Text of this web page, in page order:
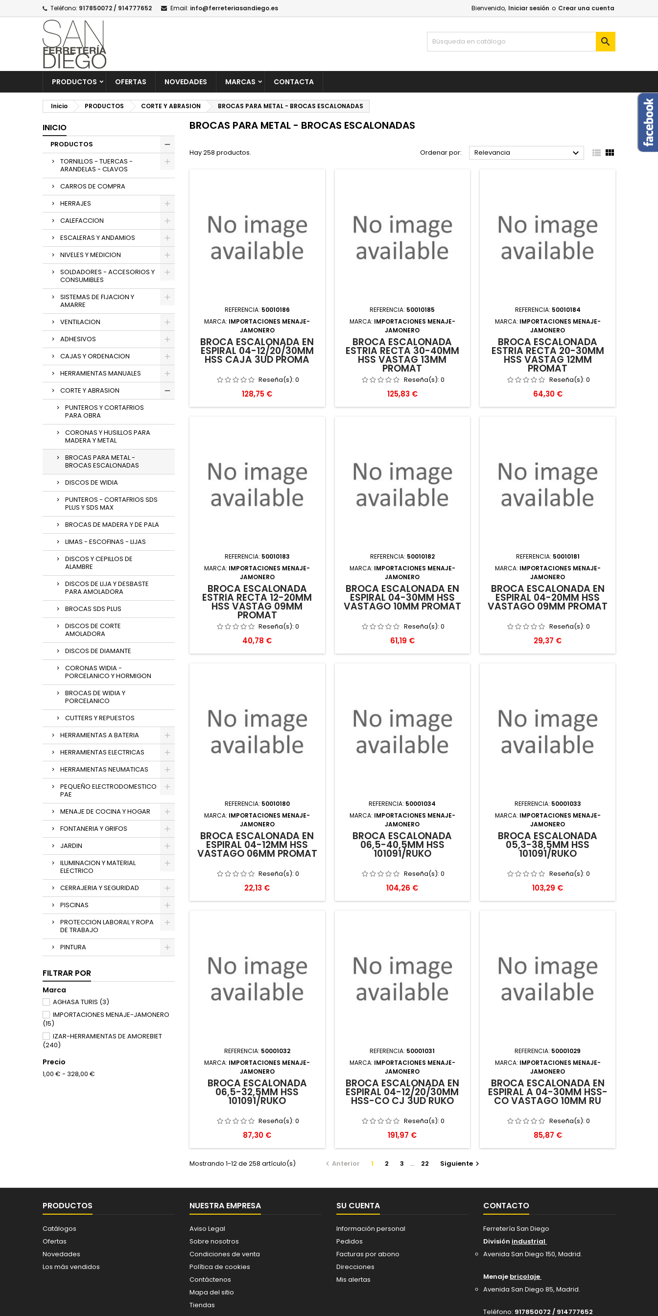
Teléfono: 917850072 / 914777652 Email: info@ferreteriasandiego.es Bienvenido, Iniciar sesión o Crear una cuenta

PRODUCTOS OFERTAS NOVEDADES MARCAS CONTACTA
Inicio PRODUCTOS CORTE Y ABRASION BROCAS PARA METAL - BROCAS ESCALONADAS
INICIO
PRODUCTOS
TORNILLOS - TUERCAS -
ARANDELAS - CLAVOS
CARROS DE COMPRA
HERRAJES
CALEFACCION
ESCALERAS Y ANDAMIOS
NIVELES Y MEDICION
SOLDADORES - ACCESORIOS Y
CONSUMIBLES
SISTEMAS DE FIJACION Y
AMARRE
VENTILACION
ADHESIVOS
CAJAS Y ORDENACION
HERRAMIENTAS MANUALES
CORTE Y ABRASION
PUNTEROS Y CORTAFRIOS
PARA OBRA
CORONAS Y HUSILLOS PARA
MADERA Y METAL
BROCAS PARA METAL -
BROCAS ESCALONADAS
DISCOS DE WIDIA
PUNTEROS - CORTAFRIOS SDS
PLUS Y SDS MAX
BROCAS DE MADERA Y DE PALA
LIMAS - ESCOFINAS - LIJAS
DISCOS Y CEPILLOS DE
ALAMBRE
DISCOS DE LIJA Y DESBASTE
PARA AMOLADORA
BROCAS SDS PLUS
DISCOS DE CORTE
AMOLADORA
DISCOS DE DIAMANTE
CORONAS WIDIA -
PORCELANICO Y HORMIGON
BROCAS DE WIDIA Y
PORCELANICO
CUTTERS Y REPUESTOS
HERRAMIENTAS A BATERIA
HERRAMIENTAS ELECTRICAS
HERRAMIENTAS NEUMATICAS
PEQUEÑO ELECTRODOMESTICO
PAE
MENAJE DE COCINA Y HOGAR
FONTANERIA Y GRIFOS
JARDIN
ILUMINACION Y MATERIAL
ELECTRICO
CERRAJERIA Y SEGURIDAD
PISCINAS
PROTECCION LABORAL Y ROPA
DE TRABAJO
PINTURA
FILTRAR POR
Marca
AGHASA TURIS (3)
IMPORTACIONES MENAJE-JAMONERO
(15)
IZAR-HERRAMIENTAS DE AMOREBIET
(240)
Precio
1,00 € - 328,00 €
BROCAS PARA METAL - BROCAS ESCALONADAS
Hay 258 productos. Ordenar por: Relevancia   
REFERENCIA: 50010186
MARCA: IMPORTACIONES MENAJE-
JAMONERO
BROCA ESCALONADA EN
ESPIRAL 04-12/20/30MM
HSS CAJA 3UD PROMA
Reseña(s):0
Precio
128,75 €
REFERENCIA: 50010185
MARCA: IMPORTACIONES MENAJE-
JAMONERO
BROCA ESCALONADA
ESTRIA RECTA 30-40MM
HSS VASTAG 13MM
PROMAT
Reseña(s): 0
Precio
125,83 €
REFERENCIA: 50010184
MARCA: IMPORTACIONES MENAJE-
JAMONERO
BROCA ESCALONADA
ESTRIA RECTA 20-30MM
HSS VASTAG 12MM
PROMAT
Reseña(s): 0
Precio
64,30 €
REFERENCIA: 50010183
MARCA: IMPORTACIONES MENAJE-
JAMONERO
BROCA ESCALONADA
ESTRIA RECTA 12-20MM
HSS VASTAG 09MM
PROMAT
Reseña(s):0
Precio
40,78 €
REFERENCIA: 50010182
MARCA: IMPORTACIONES MENAJE-
JAMONERO
BROCA ESCALONADA EN
ESPIRAL 04-30MM HSS
VASTAGO 10MM PROMAT
Reseña(s): 0
Precio
61,19 €
REFERENCIA: 50010181
MARCA: IMPORTACIONES MENAJE-
JAMONERO
BROCA ESCALONADA EN
ESPIRAL 04-20MM HSS
VASTAGO 09MM PROMAT
Reseña(s): 0
Precio
29,37 €
REFERENCIA: 50010180
MARCA: IMPORTACIONES MENAJE-
JAMONERO
BROCA ESCALONADA EN
ESPIRAL 04-12MM HSS
VASTAGO 06MM PROMAT
Reseña(s):0
Precio
22,13 €
REFERENCIA: 50001034
MARCA: IMPORTACIONES MENAJE-
JAMONERO
BROCA ESCALONADA
06,5-40,5MM HSS
101091/RUKO
Reseña(s): 0
Precio
104,26 €
REFERENCIA: 50001033
MARCA: IMPORTACIONES MENAJE-
JAMONERO
BROCA ESCALONADA
05,3-38,5MM HSS
101091/RUKO
Reseña(s): 0
Precio
103,29 €
REFERENCIA: 50001032
MARCA: IMPORTACIONES MENAJE-
JAMONERO
BROCA ESCALONADA
06,5-32,5MM HSS
101091/RUKO
Reseña(s):0
Precio
87,30 €
REFERENCIA: 50001031
MARCA: IMPORTACIONES MENAJE-
JAMONERO
BROCA ESCALONADA EN
ESPIRAL 04-12/20/30MM
HSS-CO CJ 3UD RUKO
Reseña(s): 0
Precio
191,97 €
REFERENCIA: 50001029
MARCA: IMPORTACIONES MENAJE-
JAMONERO
BROCA ESCALONADA EN
ESPIRAL A 04-30MM HSS-
CO VASTAGO 10MM RU
Reseña(s): 0
Precio
85,87 €
Mostrando 1-12 de 258 artículo(s)  Anterior 1 2 3 … 22 Siguiente 
PRODUCTOS
Catálogos
Ofertas
Novedades
Los más vendidos
NUESTRA EMPRESA
Aviso Legal
Sobre nosotros
Condiciones de venta
Política de cookies
Contáctenos
Mapa del sitio
Tiendas
SU CUENTA
Información personal
Pedidos
Facturas por abono
Direcciones
Mis alertas
CONTACTO
Ferretería San Diego
División industrial
Avenida San Diego 150, Madrid.
Menaje bricolaje
Avenida San Diego 85, Madrid.
Teléfono: 917850072 / 914777652